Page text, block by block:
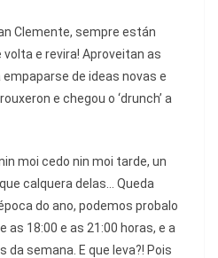
Clemente, sempre están
e revira! Aproveitan as
de ideas novas e
e chegou o ‘drunch’ a
moi cedo nin moi tarde, un
calquera delas… Queda
do ano, podemos probalo
as 18:00 e as 21:00 horas, e a
semana. E que leva?! Pois